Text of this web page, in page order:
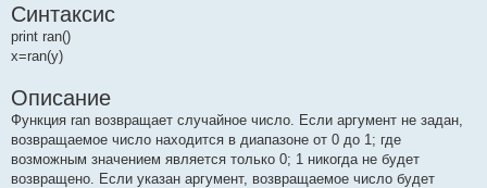
е
н
и
Синтаксис
print ran()
x=ran(y)
Описание
Функция ran возвращает случайное число. Если аргумент не задан,
возвращаемое число находится в диапазоне от 0 до 1; где
возможным значением является только 0; 1 никогда не будет
возвращено. Если указан аргумент, возвращаемое число будет